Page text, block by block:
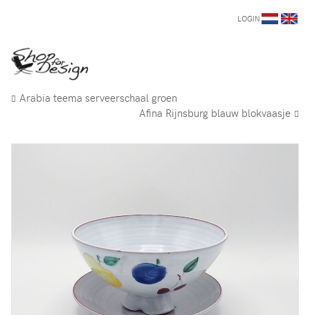
LOGIN
Arabia teema serveerschaal groen
Afina Rijnsburg blauw blokvaasje